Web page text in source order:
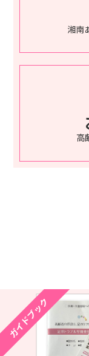
湘南
高
ガイドブック